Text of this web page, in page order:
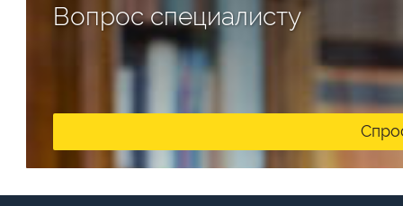
Вопрос специалисту